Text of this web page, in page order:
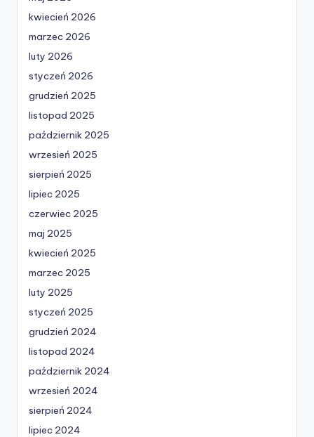
kwiecień 2026
marzec 2026
luty 2026
styczeń 2026
grudzień 2025
listopad 2025
październik 2025
wrzesień 2025
sierpień 2025
lipiec 2025
czerwiec 2025
maj 2025
kwiecień 2025
marzec 2025
luty 2025
styczeń 2025
grudzień 2024
listopad 2024
październik 2024
wrzesień 2024
sierpień 2024
lipiec 2024